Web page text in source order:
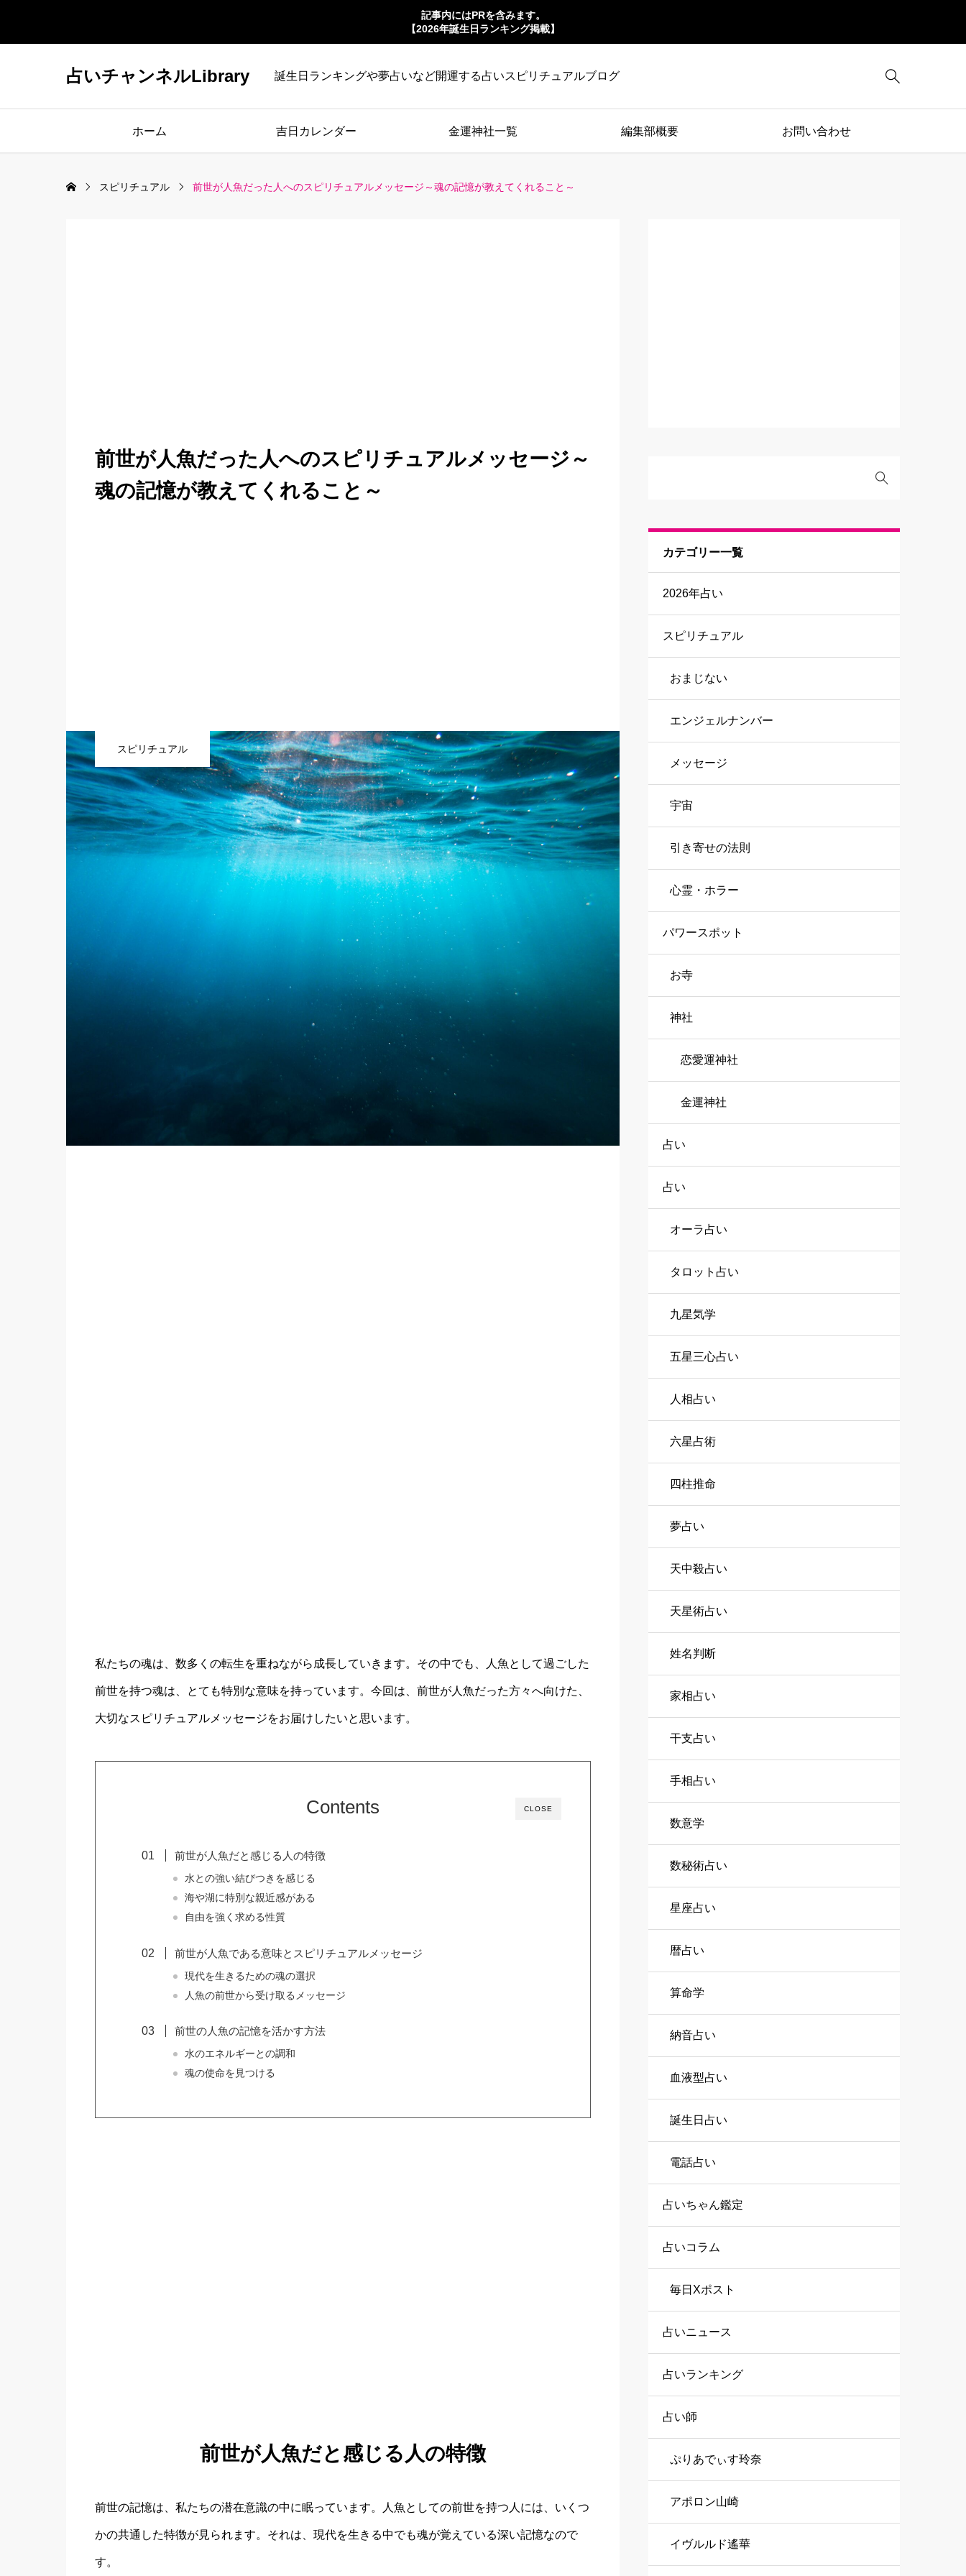
記事内にはPRを含みます。
【2026年誕生日ランキング掲載】
占いチャンネルLibrary 誕生日ランキングや夢占いなど開運する占いスピリチュアルブログ 
ホーム 吉日カレンダー 金運神社一覧 編集部概要 お問い合わせ
スピリチュアル 前世が人魚だった人へのスピリチュアルメッセージ～魂の記憶が教えてくれること～
前世が人魚だった人へのスピリチュアルメッセージ～
魂の記憶が教えてくれること～
スピリチュアル
私たちの魂は、数多くの転生を重ねながら成長していきます。その中でも、人魚として過ごした
前世を持つ魂は、とても特別な意味を持っています。今回は、前世が人魚だった方々へ向けた、
大切なスピリチュアルメッセージをお届けしたいと思います。
CLOSE
Contents
前世が人魚だと感じる人の特徴
水との強い結びつきを感じる
海や湖に特別な親近感がある
自由を強く求める性質
前世が人魚である意味とスピリチュアルメッセージ
現代を生きるための魂の選択
人魚の前世から受け取るメッセージ
前世の人魚の記憶を活かす方法
水のエネルギーとの調和
魂の使命を見つける
前世が人魚だと感じる人の特徴
前世の記憶は、私たちの潜在意識の中に眠っています。人魚としての前世を持つ人には、いくつ
かの共通した特徴が見られます。それは、現代を生きる中でも魂が覚えている深い記憶なので
す。
カテゴリー一覧
2026年占い
スピリチュアル
おまじない
エンジェルナンバー
メッセージ
宇宙
引き寄せの法則
心霊・ホラー
パワースポット
お寺
神社
恋愛運神社
金運神社
占い
占い
オーラ占い
タロット占い
九星気学
五星三心占い
人相占い
六星占術
四柱推命
夢占い
天中殺占い
天星術占い
姓名判断
家相占い
干支占い
手相占い
数意学
数秘術占い
星座占い
暦占い
算命学
納音占い
血液型占い
誕生日占い
電話占い
占いちゃん鑑定
占いコラム
毎日Xポスト
占いニュース
占いランキング
占い師
ぷりあでぃす玲奈
アポロン山崎
イヴルルド遙華